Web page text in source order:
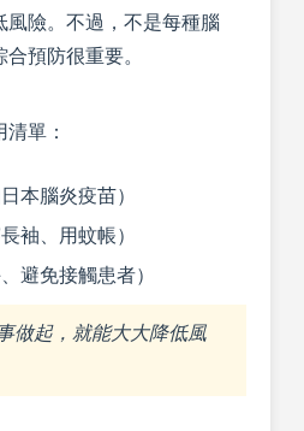
風險。不過，不是每種腦
預防很重要。
單：
本腦炎疫苗）
袖、用蚊帳）
避免接觸患者）
做起，就能大大降低風